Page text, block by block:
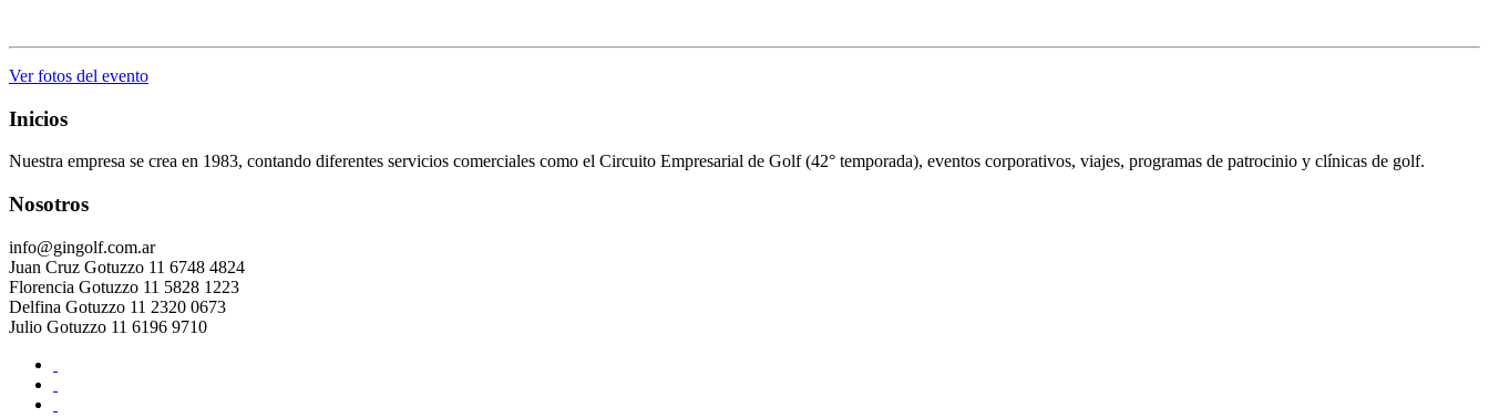
Ver fotos del evento
Inicios
Nuestra empresa se crea en 1983, contando diferentes servicios comerciales como el Circuito Empresarial de Golf (42° temporada), eventos corporativos, viajes, programas de patrocinio y clínicas de golf.
Nosotros
info@gingolf.com.ar
Juan Cruz Gotuzzo 11 6748 4824
Florencia Gotuzzo 11 5828 1223
Delfina Gotuzzo 11 2320 0673
Julio Gotuzzo 11 6196 9710